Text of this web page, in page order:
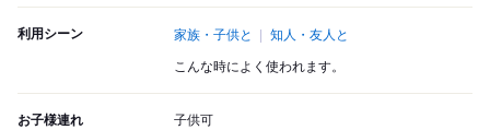
利用シーン 家族・子供と 知人・友人と
こんな時によく使われます。
お子様連れ 子供可